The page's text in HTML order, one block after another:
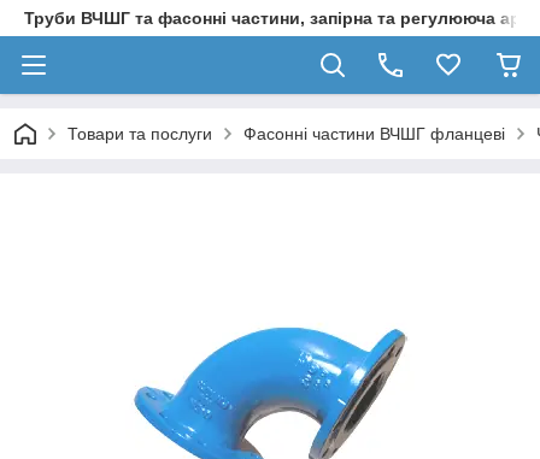
Труби ВЧШГ та фасонні частини, запірна та регулююча
Товари та послуги Фасонні частини ВЧШГ фланцеві